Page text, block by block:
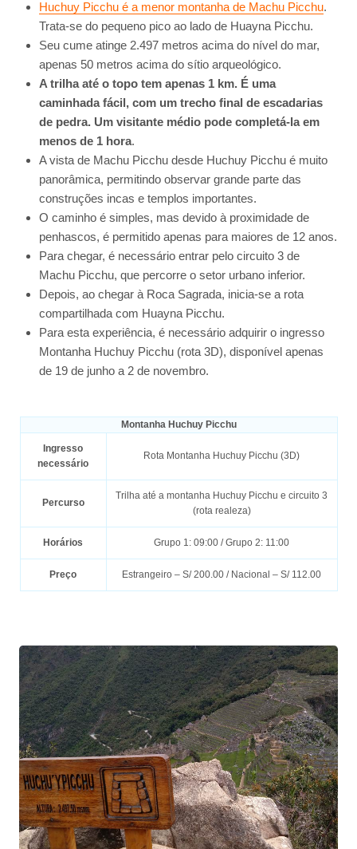
Huchuy Picchu é a menor montanha de Machu Picchu.
Trata-se do pequeno pico ao lado de Huayna Picchu.
Seu cume atinge 2.497 metros acima do nível do mar,
apenas 50 metros acima do sítio arqueológico.
A trilha até o topo tem apenas 1 km. É uma
caminhada fácil, com um trecho final de escadarias
de pedra. Um visitante médio pode completá-la em
menos de 1 hora.
A vista de Machu Picchu desde Huchuy Picchu é muito
panorâmica, permitindo observar grande parte das
construções incas e templos importantes.
O caminho é simples, mas devido à proximidade de
penhascos, é permitido apenas para maiores de 12 anos.
Para chegar, é necessário entrar pelo circuito 3 de
Machu Picchu, que percorre o setor urbano inferior.
Depois, ao chegar à Roca Sagrada, inicia-se a rota
compartilhada com Huayna Picchu.
Para esta experiência, é necessário adquirir o ingresso
Montanha Huchuy Picchu (rota 3D), disponível apenas
de 19 de junho a 2 de novembro.
Montanha Huchuy Picchu
Ingresso
necessário
Rota Montanha Huchuy Picchu (3D)
Percurso
Trilha até a montanha Huchuy Picchu e circuito 3
(rota realeza)
Horários Grupo 1: 09:00 / Grupo 2: 11:00
Preço Estrangeiro – S/ 200.00 / Nacional – S/ 112.00